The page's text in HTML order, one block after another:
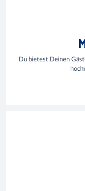
Du bietest Deinen